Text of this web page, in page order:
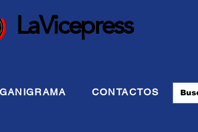
LaVicepress
CONTACTOS